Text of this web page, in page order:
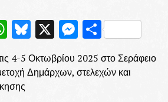
WhatsApp
Bluesky
X
4-5 Οκτωβρίου 2025 στο Σεράφειο
Δημάρχων, στελεχών και